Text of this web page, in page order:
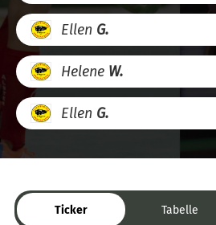
Ellen G.
Helene W.
Ellen G.
Ticker Tabelle